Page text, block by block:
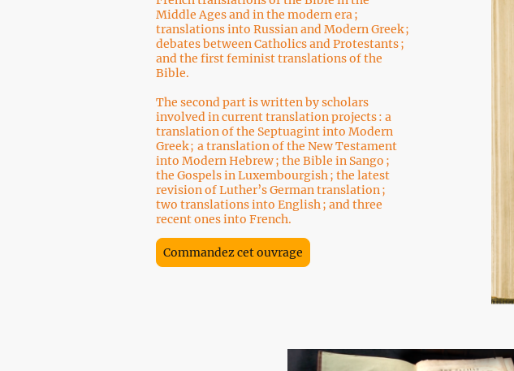
Middle Ages and in the modern era ;
translations into Russian and Modern Greek ;
debates between Catholics and Protestants ;
and the first feminist translations of the
Bible.
The second part is written by scholars
involved in current translation projects : a
translation of the Septuagint into Modern
Greek ; a translation of the New Testament
into Modern Hebrew ; the Bible in Sango ;
the Gospels in Luxembourgish ; the latest
revision of Luther’s German translation ;
two translations into English ; and three
recent ones into French.
Commandez cet ouvrage